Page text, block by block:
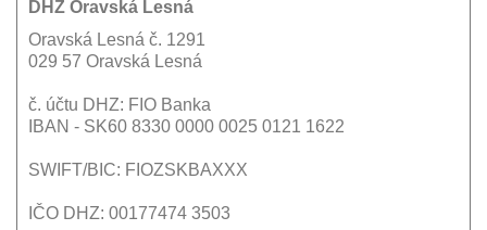
DHZ Oravská Lesná
Oravská Lesná č. 1291
029 57 Oravská Lesná
č. účtu DHZ: FIO Banka
IBAN - SK60 8330 0000 0025 0121 1622
SWIFT/BIC: FIOZSKBAXXX
IČO DHZ: 00177474 3503